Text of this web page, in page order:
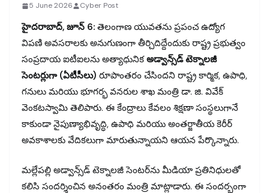
5 June 2026 Cyber Post
హైదరాబాద్, జూన్ 6: తెలంగాణ యువతను ప్రపంచ ఉద్యోగ
విపణి అవసరాలకు అనుగుణంగా తీర్చిదిద్దేందుకు రాష్ట్ర ప్రభుత్వం
సంప్రదాయ ఐటీఐలను అత్యాధునికఅడ్వాన్స్‌డ్ టెక్నాలజీ
సెంటర్లుగా (ఏటీసీలు) రూపాంతరం చేసిందని రాష్ట్ర కార్మిక, ఉపాధి,
గనులు మరియు భూగర్భ వనరుల శాఖ మంత్రి డా. జి. వివేక్
వెంకటస్వామి తెలిపారు. ఈ కేంద్రాలు కేవలం శిక్షణా సంస్థలుగానే
కాకుండా నైపుణ్యాభివృద్ధి, ఉపాధి మరియు అంతర్జాతీయ కెరీర్
అవకాశాలకు వేదికలుగా మారుతున్నాయని ఆయన పేర్కొన్నారు.
మల్లేపల్లి అడ్వాన్స్‌డ్ టెక్నాలజీ సెంటర్‌ను మీడియా ప్రతినిధులతో
కలిసి సందర్శించిన అనంతరం మంత్రి మాట్లాడారు. ఈ సందర్భంగా